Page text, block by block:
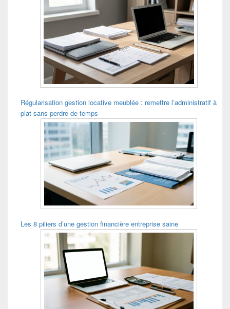
Régularisation gestion locative meublée : remettre l’administratif à
plat sans perdre de temps
Les 8 piliers d’une gestion financière entreprise saine